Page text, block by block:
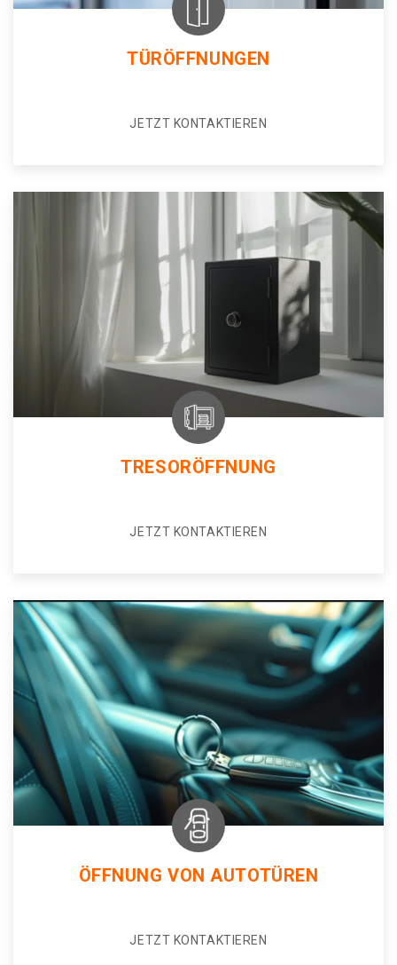
TÜRÖFFNUNGEN
JETZT KONTAKTIEREN
TRESORÖFFNUNG
JETZT KONTAKTIEREN
ÖFFNUNG VON AUTOTÜREN
JETZT KONTAKTIEREN